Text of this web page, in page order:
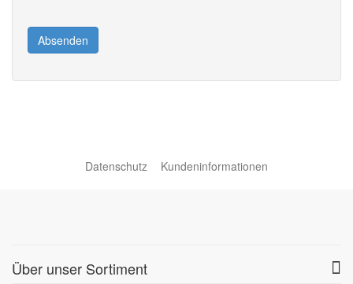
Absenden
Datenschutz Kundeninformationen
Über unser Sortiment